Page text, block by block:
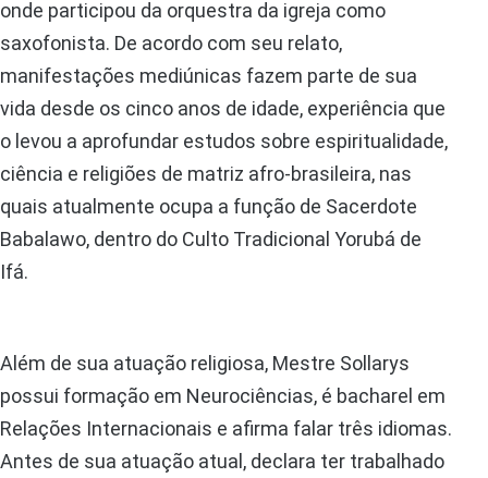
onde participou da orquestra da igreja como
saxofonista. De acordo com seu relato,
manifestações mediúnicas fazem parte de sua
vida desde os cinco anos de idade, experiência que
o levou a aprofundar estudos sobre espiritualidade,
ciência e religiões de matriz afro-brasileira, nas
quais atualmente ocupa a função de Sacerdote
Babalawo, dentro do Culto Tradicional Yorubá de
Ifá.
Além de sua atuação religiosa, Mestre Sollarys
possui formação em Neurociências, é bacharel em
Relações Internacionais e afirma falar três idiomas.
Antes de sua atuação atual, declara ter trabalhado